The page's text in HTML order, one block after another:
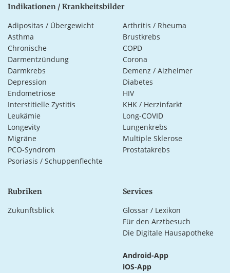
Indikationen / Krankheitsbilder
Adipositas / Übergewicht
Arthritis / Rheuma
Asthma
Brustkrebs
Chronische
Darmentzündung
COPD
Corona
Darmkrebs
Demenz / Alzheimer
Depression
Diabetes
Endometriose
HIV
Interstitielle Zystitis
KHK / Herzinfarkt
Leukämie
Long-COVID
Longevity
Lungenkrebs
Migräne
Multiple Sklerose
PCO-Syndrom
Prostatakrebs
Psoriasis / Schuppenflechte
Rubriken
Zukunftsblick
Services
Glossar / Lexikon
Für den Arztbesuch
Die Digitale Hausapotheke
Android-App
iOS-App